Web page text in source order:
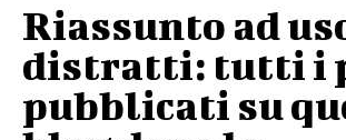
Riassunto ad
distratti: tutti i
pubblicati su